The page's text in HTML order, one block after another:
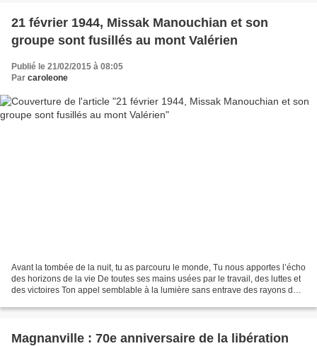
21 février 1944, Missak Manouchian et son
groupe sont fusillés au mont Valérien
Publié le 21/02/2015 à 08:05
Par caroleone
Avant la tombée de la nuit, tu as parcouru le monde, Tu nous apportes l’écho
des horizons de la vie De toutes ses mains usées par le travail, des luttes et
des victoires Ton appel semblable à la lumière sans entrave des rayons de
Magnanville : 70e anniversaire de la libération